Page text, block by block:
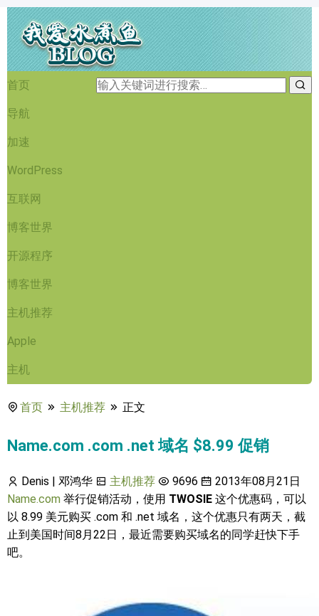
首页
导航
加速
WordPress
互联网
博客世界
开源程序
博客世界
主机推荐
Apple
主机
首页 主机推荐 正文
Name.com .com .net 域名 $8.99 促销
Denis | 邓鸿华 主机推荐 9696
2013年08月21日
Name.com 举行促销活动，使用 TWOSIE 这个优惠码，可以
以 8.99 美元购买 .com 和 .net 域名，这个优惠只有两天，截
止到美国时间8月22日，最近需要购买域名的同学赶快下手
吧。